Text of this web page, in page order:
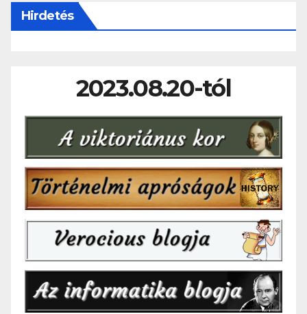
Hirdetés
2023.08.20-tól